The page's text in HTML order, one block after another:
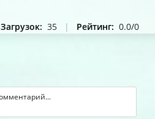
Загрузок: 35 | Рейтинг: 0.0/0